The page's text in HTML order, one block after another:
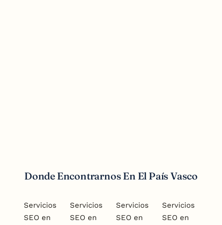
Donde Encontrarnos En El País Vasco
Servicios
SEO en
Servicios
SEO en
Servicios
SEO en
Servicios
SEO en